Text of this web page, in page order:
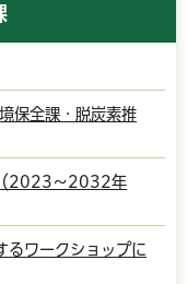
保全課・脱炭素推
（2023～2032年
るワークショップに